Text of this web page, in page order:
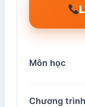
Môn học
Chương trình